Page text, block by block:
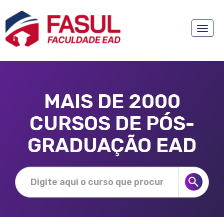
Toggle
MAIS DE 2000
CURSOS DE PÓS-
GRADUAÇÃO EAD